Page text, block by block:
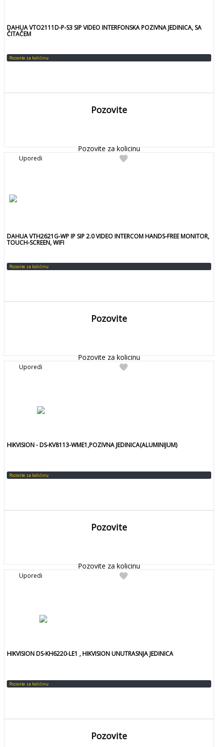
DAHUA VTO2111D-P-S3 SIP VIDEO INTERFONSKA POZIVNA JEDINICA, SA
ČITAČEM
Pozovite za količinu
Pozovite
Pozovite za kolicinu
favorite
Uporedi
DAHUA VTH2621G-WP IP SIP 2.0 VIDEO INTERCOM HANDS-FREE MONITOR,
TOUCH-SCREEN, WIFI
Pozovite za količinu
Pozovite
Pozovite za kolicinu
favorite
Uporedi
HIKVISION - DS-KV8113-WME1,POZIVNA JEDINICA(ALUMINIJUM)
Pozovite za količinu
Pozovite
Pozovite za kolicinu
favorite
Uporedi
HIKVISION DS-KH6220-LE1 , HIKVISION UNUTRASNJA JEDINICA
Pozovite za količinu
Pozovite